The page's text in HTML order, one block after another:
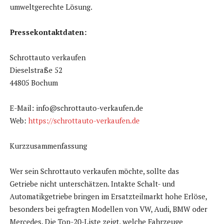
umweltgerechte Lösung.
Pressekontaktdaten:
Schrottauto verkaufen
Dieselstraße 52
44805 Bochum
E-Mail: info@schrottauto-verkaufen.de
Web: https://schrottauto-verkaufen.de
Kurzzusammenfassung
Wer sein Schrottauto verkaufen möchte, sollte das
Getriebe nicht unterschätzen. Intakte Schalt- und
Automatikgetriebe bringen im Ersatzteilmarkt hohe Erlöse,
besonders bei gefragten Modellen von VW, Audi, BMW oder
Mercedes. Die Top-20-Liste zeigt, welche Fahrzeuge